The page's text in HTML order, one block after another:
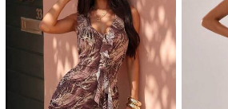
HK$ 119.00